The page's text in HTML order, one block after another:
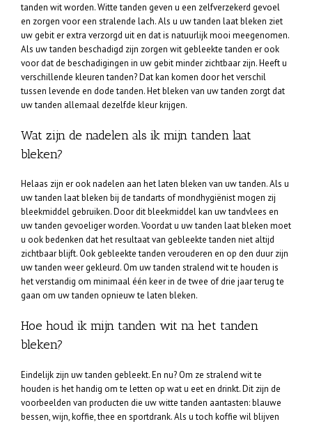
tanden wit worden. Witte tanden geven u een zelfverzekerd gevoel
en zorgen voor een stralende lach. Als u uw tanden laat bleken ziet
uw gebit er extra verzorgd uit en dat is natuurlijk mooi meegenomen.
Als uw tanden beschadigd zijn zorgen wit gebleekte tanden er ook
voor dat de beschadigingen in uw gebit minder zichtbaar zijn. Heeft u
verschillende kleuren tanden? Dat kan komen door het verschil
tussen levende en dode tanden. Het bleken van uw tanden zorgt dat
uw tanden allemaal dezelfde kleur krijgen.
Wat zijn de nadelen als ik mijn tanden laat
bleken?
Helaas zijn er ook nadelen aan het laten bleken van uw tanden. Als u
uw tanden laat bleken bij de tandarts of mondhygiënist mogen zij
bleekmiddel gebruiken. Door dit bleekmiddel kan uw tandvlees en
uw tanden gevoeliger worden. Voordat u uw tanden laat bleken moet
u ook bedenken dat het resultaat van gebleekte tanden niet altijd
zichtbaar blijft. Ook gebleekte tanden verouderen en op den duur zijn
uw tanden weer gekleurd. Om uw tanden stralend wit te houden is
het verstandig om minimaal één keer in de twee of drie jaar terug te
gaan om uw tanden opnieuw te laten bleken.
Hoe houd ik mijn tanden wit na het tanden
bleken?
Eindelijk zijn uw tanden gebleekt. En nu? Om ze stralend wit te
houden is het handig om te letten op wat u eet en drinkt. Dit zijn de
voorbeelden van producten die uw witte tanden aantasten: blauwe
bessen, wijn, koffie, thee en sportdrank. Als u toch koffie wil blijven